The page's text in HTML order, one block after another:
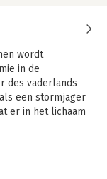
wordt
in de
des vaderlands
een stormjager
er in het lichaam